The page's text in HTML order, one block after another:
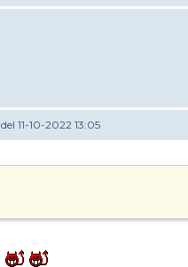
del 11-10-2022 13:05